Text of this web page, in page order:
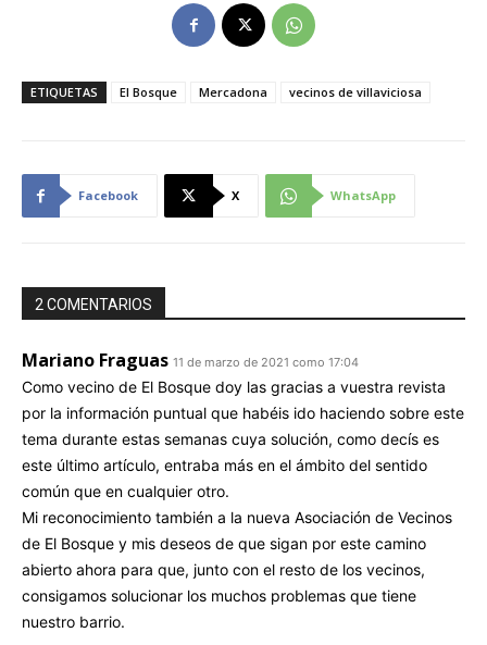
ETIQUETAS El Bosque Mercadona vecinos de villaviciosa
Facebook X WhatsApp
2 COMENTARIOS
Mariano Fraguas 11 de marzo de 2021 como 17:04
Como vecino de El Bosque doy las gracias a vuestra revista
por la información puntual que habéis ido haciendo sobre este
tema durante estas semanas cuya solución, como decís es
este último artículo, entraba más en el ámbito del sentido
común que en cualquier otro.
Mi reconocimiento también a la nueva Asociación de Vecinos
de El Bosque y mis deseos de que sigan por este camino
abierto ahora para que, junto con el resto de los vecinos,
consigamos solucionar los muchos problemas que tiene
nuestro barrio.